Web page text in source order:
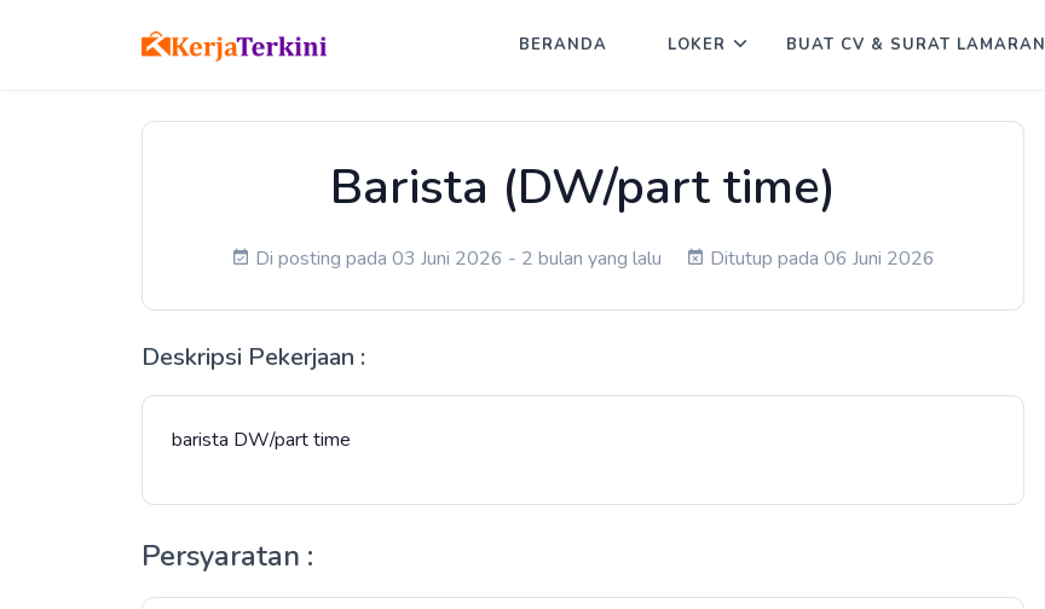
BERANDA LOKER BUAT CV & SURAT LAMARAN
Barista (DW/part time)
Di posting pada 03 Juni 2026 - 2 bulan yang lalu Ditutup pada 06 Juni 2026
Deskripsi Pekerjaan :
barista DW/part time
Persyaratan :